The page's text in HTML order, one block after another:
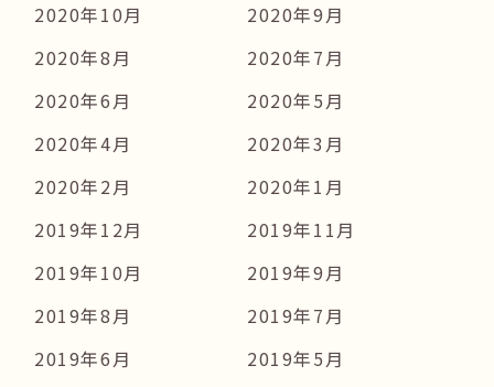
2020年10月
2020年9月
2020年8月
2020年7月
2020年6月
2020年5月
2020年4月
2020年3月
2020年2月
2020年1月
2019年12月
2019年11月
2019年10月
2019年9月
2019年8月
2019年7月
2019年6月
2019年5月